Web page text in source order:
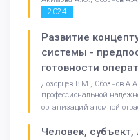
2024
Развитие
системы -
готовности
Дозорцев В.М., Обознов
профессиональной
организаций атомной
Человек,